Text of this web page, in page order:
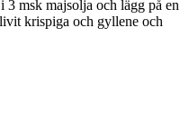
3 msk majsolja och lägg på en
krispiga och gyllene och